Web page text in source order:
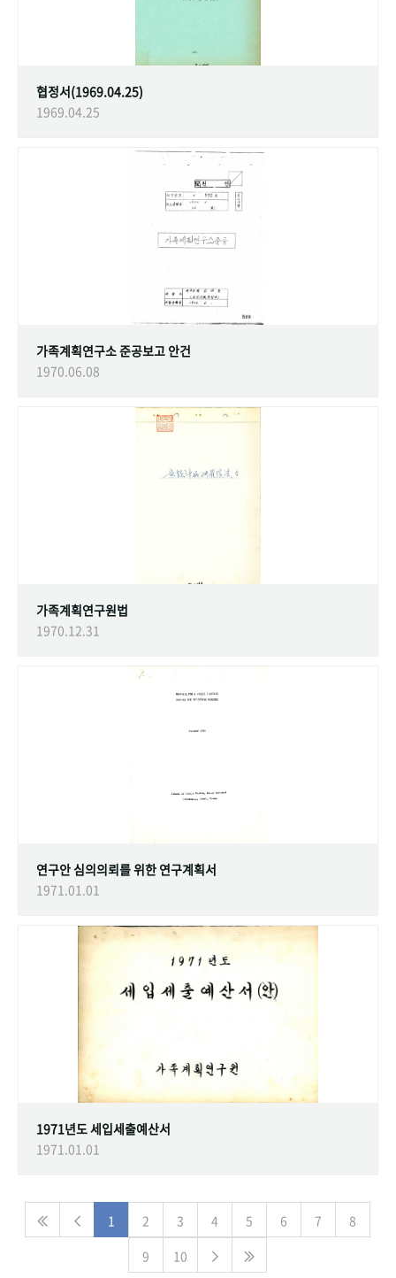
협정서(1969.04.25)
1969.04.25
가족계획연구소 준공보고 안건
1970.06.08
가족계획연구원법
1970.12.31
연구안 심의의뢰를 위한 연구계획서
1971.01.01
1971년도 세입세출예산서
1971.01.01
1 2 3 4 5 6 7
8
9
10